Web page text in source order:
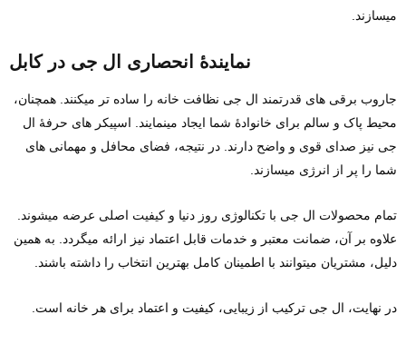
میسازند.
نمایندهٔ انحصاری ال جی در کابل
جاروب‌ برقی‌ های قدرتمند ال جی نظافت خانه را ساده ‌تر میکنند. همچنان،
محیط پاک و سالم برای خانوادهٔ شما ایجاد مینمایند. اسپیکر های حرفهٔ ال
جی نیز صدای قوی و واضح دارند. در نتیجه، فضای محافل و مهمانی‌ های
شما را پر از انرژی میسازند.
تمام محصولات ال جی با تکنالوژی روز دنیا و کیفیت اصلی عرضه میشوند.
علاوه بر آن، ضمانت معتبر و خدمات قابل اعتماد نیز ارائه میگردد. به همین
دلیل، مشتریان میتوانند با اطمینان کامل بهترین انتخاب را داشته باشند.
در نهایت، ال جی ترکیب از زیبایی، کیفیت و اعتماد برای هر خانه است.